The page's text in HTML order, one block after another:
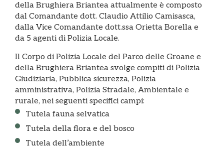
della Brughiera Briantea attualmente è composto
dal Comandante dott. Claudio Attilio Camisasca,
dalla Vice Comandante dott.ssa Orietta Borella e
da 5 agenti di Polizia Locale.
Il Corpo di Polizia Locale del Parco delle Groane e
della Brughiera Briantea svolge compiti di Polizia
Giudiziaria, Pubblica sicurezza, Polizia
amministrativa, Polizia Stradale, Ambientale e
rurale, nei seguenti specifici campi:
Tutela fauna selvatica
Tutela della flora e del bosco
Tutela dell’ambiente